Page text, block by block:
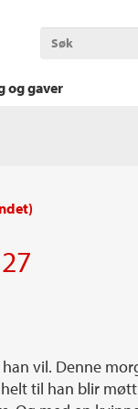
og gaver
27
vil. Denne
til han blir